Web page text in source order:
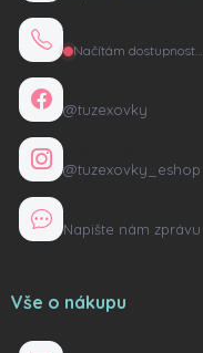
Načítám dostupnost…
@tuzexovky
@tuzexovky_eshop
Napište nám zprávu
Vše o nákupu